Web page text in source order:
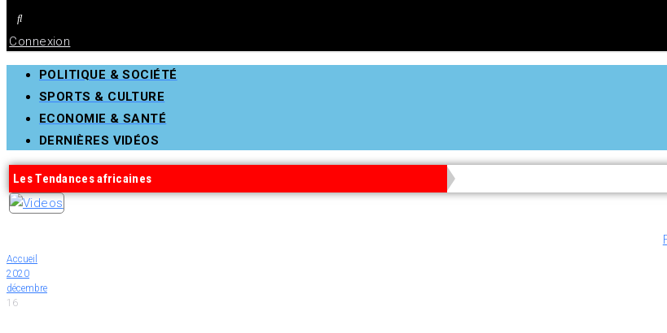
Connexion
POLITIQUE & SOCIÉTÉ
SPORTS & CULTURE
ECONOMIE & SANTÉ
DERNIÈRES VIDÉOS
Les Tendances africaines
Accueil
2020
décembre
16